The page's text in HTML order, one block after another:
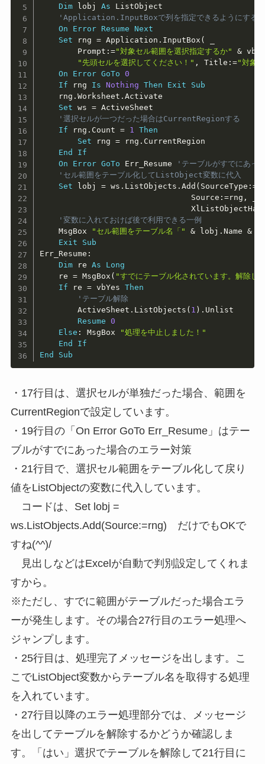
Dim lobj As ListObject
'Application.InputBoxで列を指定できるようにする
On
Error Resume
Next
Set rng = Application . InputBox (
        Prompt
:="対象セル範囲を選択指定するか" &
"先頭セルを選択してください！" , Title :="対象
On
Error GoTo
0
If rng Is Nothing Then Exit
Sub
    rng
.Worksheet .Activate
Set ws = ActiveSheet
'選択セルが一つだった場合はCurrentRegionする
If rng . Count = 1
Then
Set rng = rng . CurrentRegion
End
If
On
Error GoTo Err_Resume
'テーブルがすでにあっ
'セル範囲をテーブル化してListObject変数に代入
Set lobj = ws . ListObjects .Add ( SourceType :=
                                Source
:=rng ,
'変数に入れておけば後で利用できる一例
    MsgBox
"セル範囲をテーブル名「" & lobj .Name &
Exit
Sub
Err_Resume :
Dim re As
Long
    re
= MsgBox ( "すでにテーブル化されています。解除し
If re = vbYes Then
'テーブル解除
        ActiveSheet
. ListObjects ( 1 ) . Unlist
Resume
0
Else : MsgBox
"処理を中止しました！"
End
If
End
Sub
・17行目は、選択セルが単独だった場合、範囲を
CurrentRegionで設定しています。
・19行目の「On Error GoTo Err_Resume」はテー
ブルがすでにあった場合のエラー対策
・21行目で、選択セル範囲をテーブル化して戻り
値をListObjectの変数に代入しています。
コードは、 Set lobj =
ws.ListObjects.Add(Source:=rng) だけでもOKで
すね(^^)/
見出しなどはExcelが自動で判別設定してくれま
すから。
※ただし、すでに範囲がテーブルだった場合エラ
ーが発生します。その場合27行目のエラー処理へ
ジャンプします。
・25行目は、処理完了メッセージを出します。こ
こでListObject変数からテーブル名を取得する処理
を入れています。
・27行目以降のエラー処理部分では、メッセージ
を出してテーブルを解除するかどうか確認しま
す。「はい」選択でテーブルを解除して21行目に